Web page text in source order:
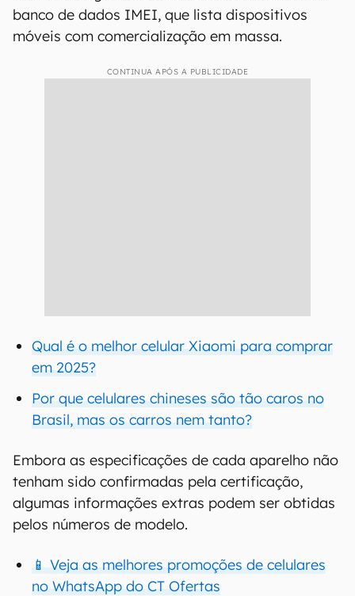
banco de dados IMEI, que lista dispositivos
móveis com comercialização em massa.
CONTINUA APÓS A PUBLICIDADE
Qual é o melhor celular Xiaomi para comprar
em 2025?
Por que celulares chineses são tão caros no
Brasil, mas os carros nem tanto?
Embora as especificações de cada aparelho não
tenham sido confirmadas pela certificação,
algumas informações extras podem ser obtidas
pelos números de modelo.
📱 Veja as melhores promoções de celulares
no WhatsApp do CT Ofertas